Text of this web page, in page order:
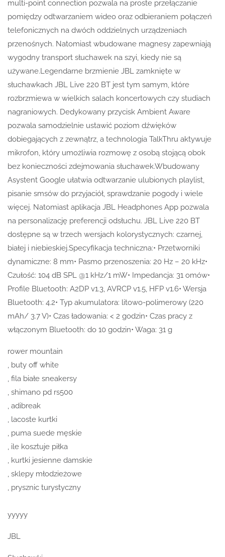
multi-point connection pozwala na proste przełączanie
pomiędzy odtwarzaniem wideo oraz odbieraniem połączeń
telefonicznych na dwóch oddzielnych urządzeniach
przenośnych. Natomiast wbudowane magnesy zapewniają
wygodny transport słuchawek na szyi, kiedy nie są
używane.Legendarne brzmienie JBL zamknięte w
słuchawkach JBL Live 220 BT jest tym samym, które
rozbrzmiewa w wielkich salach koncertowych czy studiach
nagraniowych. Dedykowany przycisk Ambient Aware
pozwala samodzielnie ustawić poziom dźwięków
dobiegających z zewnątrz, a technologia TalkThru aktywuje
mikrofon, który umożliwia rozmowę z osobą stojącą obok
bez konieczności zdejmowania słuchawek.Wbudowany
Asystent Google ułatwia odtwarzanie ulubionych playlist,
pisanie smsów do przyjaciół, sprawdzanie pogody i wiele
więcej. Natomiast aplikacja JBL Headphones App pozwala
na personalizację preferencji odsłuchu. JBL Live 220 BT
dostępne są w trzech wersjach kolorystycznych: czarnej,
białej i niebieskiej.Specyfikacja techniczna:• Przetworniki
dynamiczne: 8 mm• Pasmo przenoszenia: 20 Hz – 20 kHz•
Czułość: 104 dB SPL @1 kHz/1 mW• Impedancja: 31 omów•
Profile Bluetooth: A2DP v1.3, AVRCP v1.5, HFP v1.6• Wersja
Bluetooth: 4.2• Typ akumulatora: litowo-polimerowy (220
mAh/ 3.7 V)• Czas ładowania: < 2 godzin• Czas pracy z
włączonym Bluetooth: do 10 godzin• Waga: 31 g
rower mountain
, buty off white
, fila białe sneakersy
, shimano pd rs500
, adibreak
, lacoste kurtki
, puma suede męskie
, ile kosztuje piłka
, kurtki jesienne damskie
, sklepy młodzieżowe
, prysznic turystyczny
yyyyy
JBL